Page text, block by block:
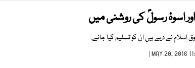
اسوۂ رسولؐؐ کی روشنی میں
نے دیے ہیں ان کو تسلیم کیا جائے.